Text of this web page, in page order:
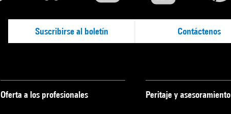
Suscribirse al boletín Contáctenos
Oferta a los profesionales Peritaje y asesoramiento